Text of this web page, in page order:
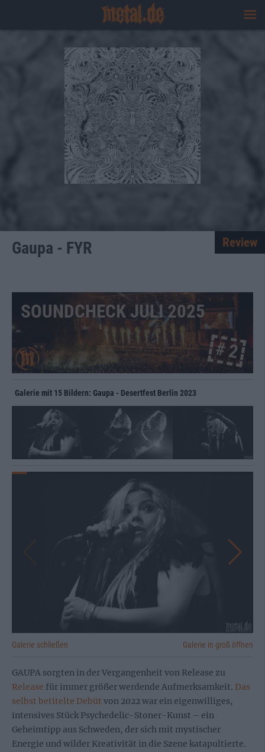
Gaupa - FYR Review
SOUNDCHECK JULI 2025
# 2
Galerie mit 15 Bildern: Gaupa - Desertfest Berlin 2023
Galerie schließen Galerie in groß öffnen
GAUPA sorgten in der Vergangenheit von Release zu
Release für immer größer werdende Aufmerksamkeit. Das
selbst betitelte Debüt von 2022 war ein eigenwilliges,
intensives Stück Psychedelic-Stoner-Kunst – ein
Geheimtipp aus Schweden, der sich mit mystischer
Energie und wilder Kreativität in die Szene katapultierte.